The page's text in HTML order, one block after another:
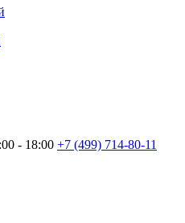
- 18:00 +7 (499) 714-80-11